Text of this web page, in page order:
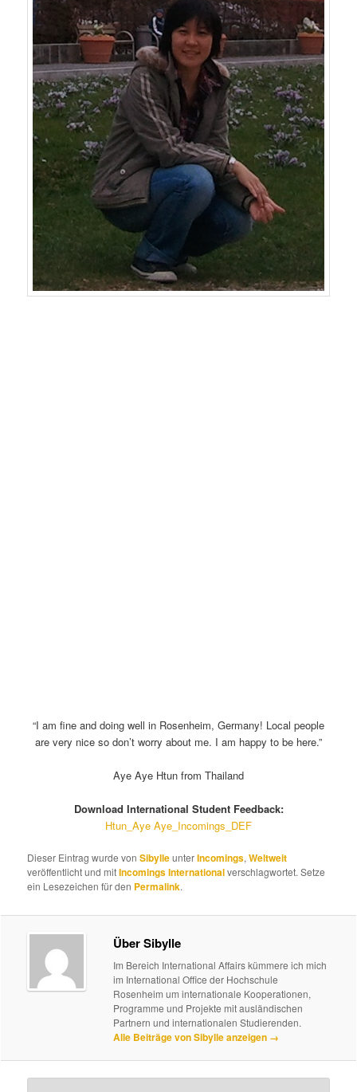
“I am fine and doing well in Rosenheim, Germany! Local people
are very nice so don’t worry about me. I am happy to be here.”
Aye Aye Htun from Thailand
Download International Student Feedback:
Htun_Aye Aye_Incomings_DEF
Dieser Eintrag wurde vonSibylleunterIncomings,Weltweit
veröffentlicht und mitIncomings Internationalverschlagwortet. Setze
ein Lesezeichen für den Permalink.
Über Sibylle
Im Bereich International Affairs kümmere ich mich
im International Office der Hochschule
Rosenheim um internationale Kooperationen,
Programme und Projekte mit ausländischen
Partnern und internationalen Studierenden.
Alle Beiträge von Sibylle anzeigen →